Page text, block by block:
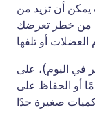
أن تزيد من
من خطر تعرضك
كميات كبيرة (أكثر من 1.2 لتر في اليوم)، على
أو الحفاظ على